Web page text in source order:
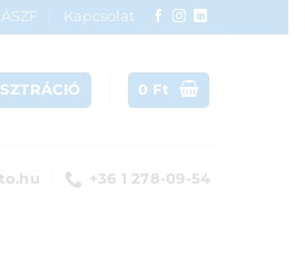
ÁSZF Kapcsolat
0 Ft
+36 1 278-09-54